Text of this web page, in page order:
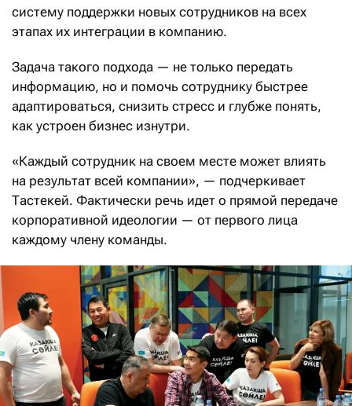
систему поддержки новых сотрудников на всех
этапах их интеграции в компанию.
Задача такого подхода — не только передать
информацию, но и помочь сотруднику быстрее
адаптироваться, снизить стресс и глубже понять,
как устроен бизнес изнутри.
«Каждый сотрудник на своем месте может влиять
на результат всей компании», — подчеркивает
Тастекей. Фактически речь идет о прямой передаче
корпоративной идеологии — от первого лица
каждому члену команды.